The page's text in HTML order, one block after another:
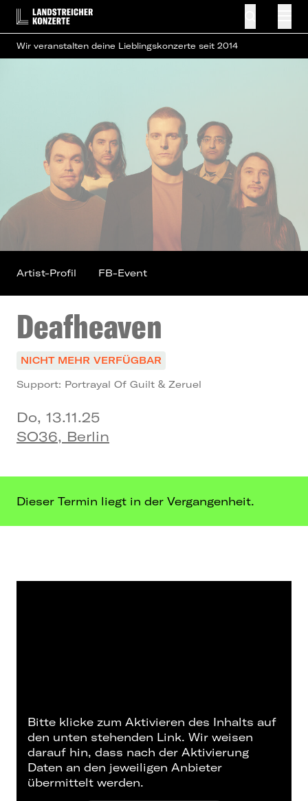
Wir veranstalten deine Lieblingskonzerte seit 2014
Deafheaven
NICHT MEHR VERFÜGBAR
Support: Portrayal Of Guilt & Zeruel
Do, 13.11.25
SO36, Berlin
Artist-Profil FB-Event
Dieser Termin liegt in der Vergangenheit.
Bitte klicke zum Aktivieren des Inhalts auf
den unten stehenden Link. Wir weisen
darauf hin, dass nach der Aktivierung
Daten an den jeweiligen Anbieter
übermittelt werden.